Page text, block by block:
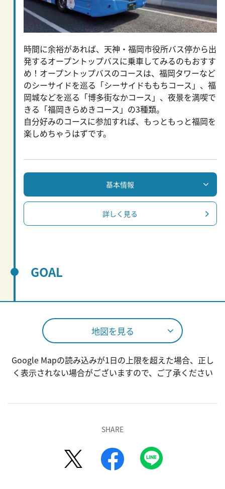
時間に余裕があれば、天神・福岡市役所バス停から出
発するオープントップバスに乗車してみるのもおすす
め！オープントップバスのコースは、福岡タワーなど
のシーサイドを巡る「シーサイドももちコース」、福
岡城などを巡る「博多街なかコース」、夜景を満喫で
きる「福岡きらめきコース」の3種類。
自分好みのコースに参加すれば、もっともっと福岡を
楽しめちゃうはずです。
基本情報
詳しく見る
GOAL
地図を見る
Google Mapの読み込みが1日の上限を超えた場合、正し
く表示されない場合がございますので、ご了承ください
SHARE